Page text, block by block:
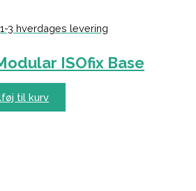
3 hverdages levering
ISOfix Base
til kurv